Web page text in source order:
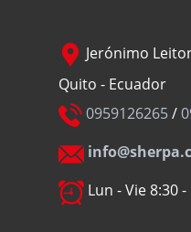
Jerónimo
Quito - Ecuador
0959126265/
Lun - Vie 8:30 -